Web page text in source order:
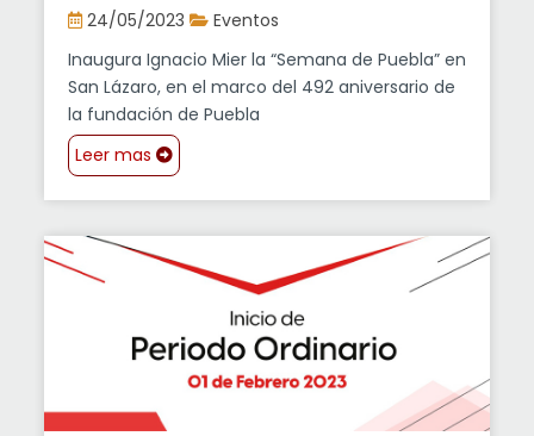
24/05/2023
Eventos
Inaugura Ignacio Mier la “Semana de Puebla” en
San Lázaro, en el marco del 492 aniversario de
la fundación de Puebla
Leer mas